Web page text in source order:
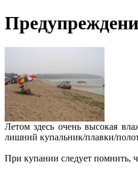
Летом здесь очень высокая
лишний купальник/плавки/
При купании следует помнить,